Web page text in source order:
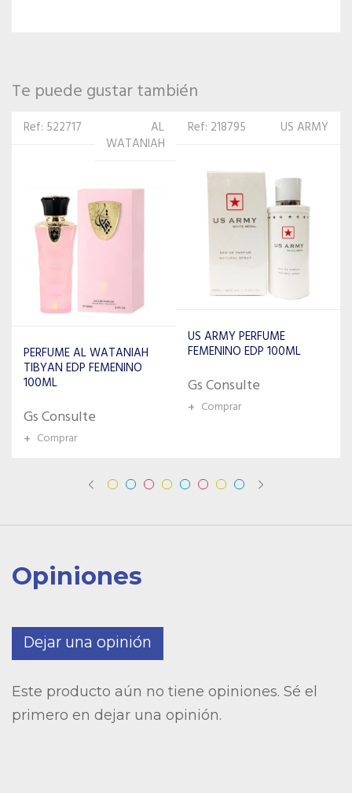
Te puede gustar también
Ref: 218795 US ARMY
FEMENINO EDP 100ML
Gs Consulte
+ Comprar
Ref: 533737
LEGACY
PERFUME FEMENINO 013
Opiniones
Dejar una opinión
Este producto aún no tiene opiniones. Sé el
primero en dejar una opinión.